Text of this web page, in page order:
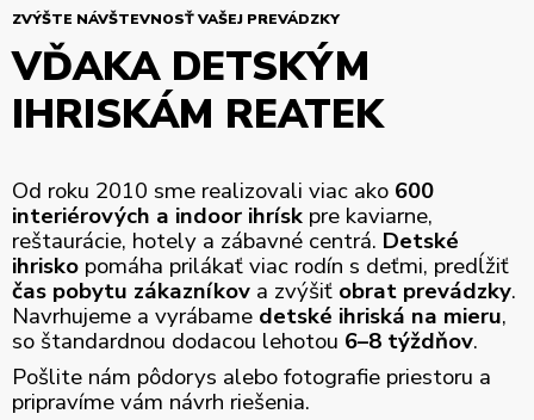
ZVÝŠTE NÁVŠTEVNOSŤ VAŠEJ PREVÁDZKY
VĎAKA DETSKÝM
IHRISKÁM REATEK
Od roku 2010 sme realizovali viac ako 600
interiérových a indoor ihrísk pre kaviarne,
reštaurácie, hotely a zábavné centrá. Detské
ihrisko pomáha prilákať viac rodín s deťmi, predĺžiť
čas pobytu zákazníkov a zvýšiť obrat prevádzky.
Navrhujeme a vyrábame detské ihriská na mieru,
so štandardnou dodacou lehotou 6–8 týždňov.
Pošlite nám pôdorys alebo fotografie priestoru a
pripravíme vám návrh riešenia.